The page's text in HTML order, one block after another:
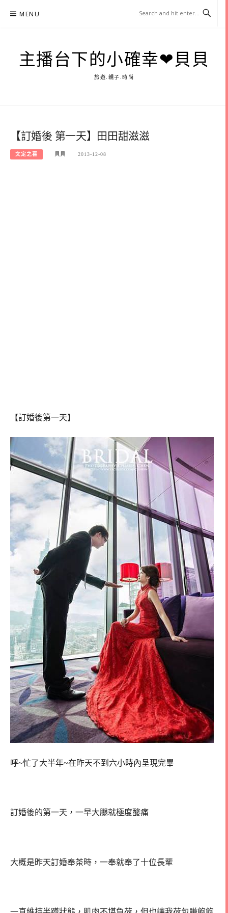
MENU
主播台下的小確幸❤貝貝
旅遊.親子.時尚
【訂婚後 第一天】田田甜滋滋
文定之喜 貝貝 2013-12-08
【訂婚後第一天】
呼~忙了大半年~在昨天不到六小時內呈現完畢
訂婚後的第一天，一早大腿就極度酸痛
大概是昨天訂婚奉茶時，一奉就奉了十位長輩